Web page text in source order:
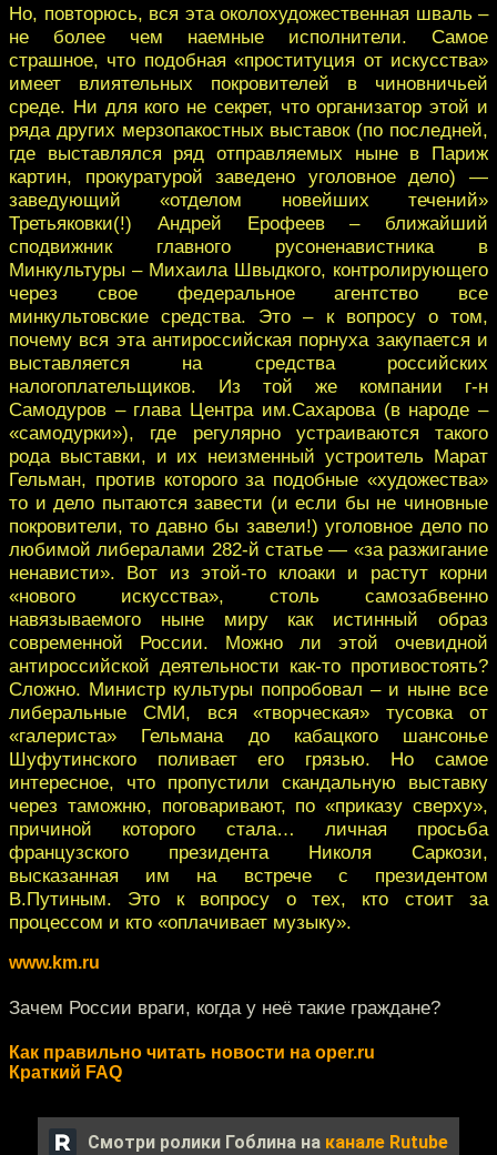
Но, повторюсь, вся эта околохудожественная шваль –
не более чем наемные исполнители. Самое
страшное, что подобная «проституция от искусства»
имеет влиятельных покровителей в чиновничьей
среде. Ни для кого не секрет, что организатор этой и
ряда других мерзопакостных выставок (по последней,
где выставлялся ряд отправляемых ныне в Париж
картин, прокуратурой заведено уголовное дело) —
заведующий «отделом новейших течений»
Третьяковки(!) Андрей Ерофеев – ближайший
сподвижник главного русоненавистника в
Минкультуры – Михаила Швыдкого, контролирующего
через свое федеральное агентство все
минкультовские средства. Это – к вопросу о том,
почему вся эта антироссийская порнуха закупается и
выставляется на средства российских
налогоплательщиков. Из той же компании г-н
Самодуров – глава Центра им.Сахарова (в народе –
«самодурки»), где регулярно устраиваются такого
рода выставки, и их неизменный устроитель Марат
Гельман, против которого за подобные «художества»
то и дело пытаются завести (и если бы не чиновные
покровители, то давно бы завели!) уголовное дело по
любимой либералами 282-й статье — «за разжигание
ненависти». Вот из этой-то клоаки и растут корни
«нового искусства», столь самозабвенно
навязываемого ныне миру как истинный образ
современной России. Можно ли этой очевидной
антироссийской деятельности как-то противостоять?
Сложно. Министр культуры попробовал – и ныне все
либеральные СМИ, вся «творческая» тусовка от
«галериста» Гельмана до кабацкого шансонье
Шуфутинского поливает его грязью. Но самое
интересное, что пропустили скандальную выставку
через таможню, поговаривают, по «приказу сверху»,
причиной которого стала… личная просьба
французского президента Николя Саркози,
высказанная им на встрече с президентом
В.Путиным. Это к вопросу о тех, кто стоит за
процессом и кто «оплачивает музыку».
www.km.ru
Зачем России враги, когда у неё такие граждане?
Как правильно читать новости на oper.ru
Краткий FAQ
Смотри ролики Гоблина на канале Rutube